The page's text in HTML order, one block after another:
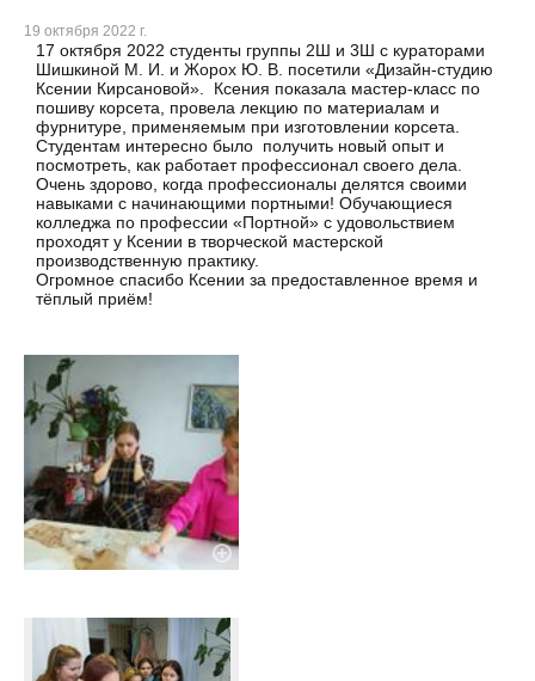
19 октября 2022 г.
17 октября 2022 студенты группы 2Ш и 3Ш с кураторами
Шишкиной М. И. и Жорох Ю. В. посетили «Дизайн-студию
Ксении Кирсановой». Ксения показала мастер-класс по
пошиву корсета, провела лекцию по материалам и
фурнитуре, применяемым при изготовлении корсета.
Студентам интересно было получить новый опыт и
посмотреть, как работает профессионал своего дела.
Очень здорово, когда профессионалы делятся своими
навыками с начинающими портными! Обучающиеся
колледжа по профессии «Портной» с удовольствием
проходят у Ксении в творческой мастерской
производственную практику.
Огромное спасибо Ксении за предоставленное время и
тёплый приём!